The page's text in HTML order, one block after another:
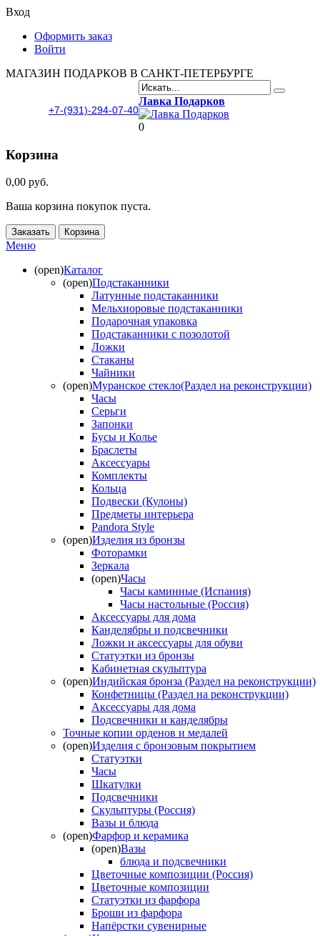
Вход
Оформить заказ
Войти
МАГАЗИН ПОДАРКОВ В САНКТ-ПЕТЕРБУРГЕ
+7-(931)-294-07-40
Лавка Подарков
0
Корзина
0,00 руб.
Ваша корзина покупок пуста.
Заказать Корзина
Меню
(open)Каталог
(open)Подстаканники
Латунные подстаканники
Мельхиоровые подстаканники
Подарочная упаковка
Подстаканники с позолотой
Ложки
Стаканы
Чайники
(open)Муранское стекло(Раздел на реконструкции)
Часы
Серьги
Запонки
Бусы и Колье
Браслеты
Аксессуары
Комплекты
Кольца
Подвески (Кулоны)
Предметы интерьера
Pandora Style
(open)Изделия из бронзы
Фоторамки
Зеркала
(open)Часы
Часы каминные (Испания)
Часы настольные (Россия)
Аксессуары для дома
Канделябры и подсвечники
Ложки и аксессуары для обуви
Статуэтки из бронзы
Кабинетная скульптура
(open)Индийская бронза (Раздел на реконструкции)
Конфетницы (Раздел на реконструкции)
Аксессуары для дома
Подсвечники и канделябры
Точные копии орденов и медалей
(open)Изделия с бронзовым покрытием
Статуэтки
Часы
Шкатулки
Подсвечники
Скульптуры (Россия)
Вазы и блюда
(open)Фарфор и керамика
(open)Вазы
блюда и подсвечники
Цветочные композиции (Россия)
Цветочные композиции
Статуэтки из фарфора
Броши из фарфора
Напёрстки сувенирные